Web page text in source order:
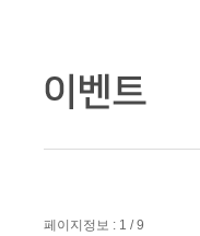
페이지정보 : 1 / 9